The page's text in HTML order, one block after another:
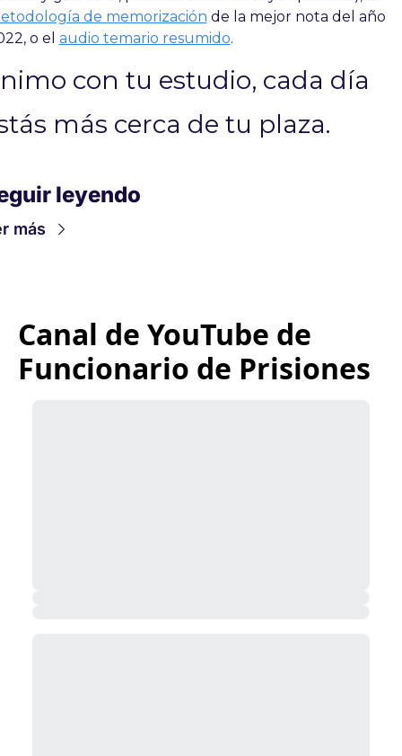
de memorización de la mejor nota del año
o el audio temario resumido.
con tu estudio, cada día
más cerca de tu plaza.
leyendo
más
Canal de YouTube de
Funcionario de Prisiones